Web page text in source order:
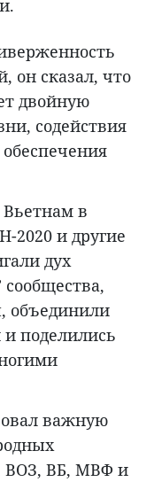
он сказал, что
двойную
содействия
Вьетнам в
2020 и другие
дух
сообщества,
объединили
поделились
важную
ВОЗ, ВБ, МВФ и